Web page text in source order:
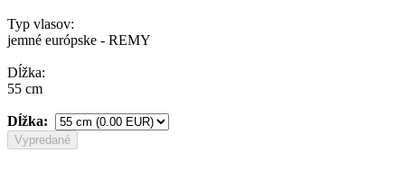
Typ vlasov:
jemné európske - REMY
Dĺžka:
55 cm
Dĺžka:
Vypredané